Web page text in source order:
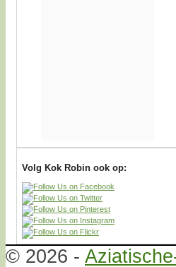
Volg Kok Robin ook op:
© 2026 -